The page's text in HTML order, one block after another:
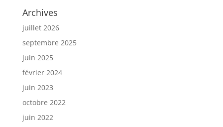
Archives
juillet 2026
septembre 2025
juin 2025
février 2024
juin 2023
octobre 2022
juin 2022